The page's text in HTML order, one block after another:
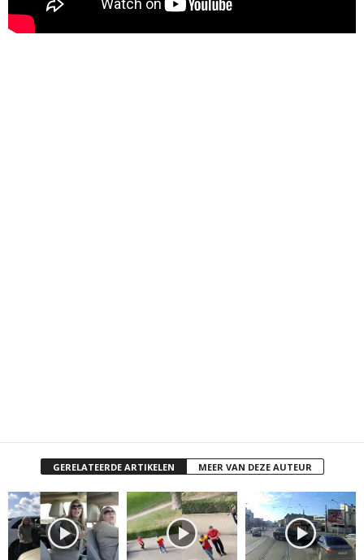
GERELATEERDE ARTIKELEN MEER VAN DEZE AUTEUR